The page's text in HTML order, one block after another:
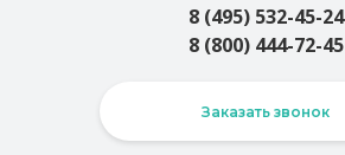
8 (495) 532-45-24
8 (800) 444-72-45
Заказать звонок